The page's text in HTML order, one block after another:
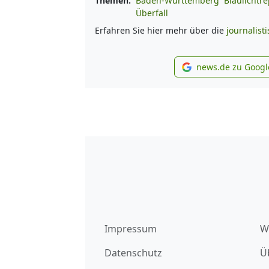
Überfall
Erfahren Sie hier mehr über die
news.de zu
Impressum
Datenschutz